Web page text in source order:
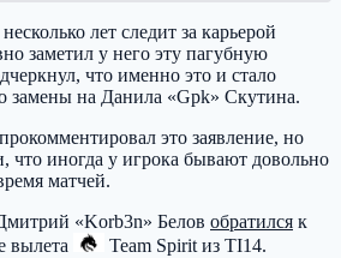
лет следит за карьерой
заметил у него эту пагубную
что именно это и стало
замены на Данила «Gpk» Скутина.
это заявление, но
что иногда у игрока бывают довольно
матчей.
«Korb3n» Белов обратился к
вылета Team Spiritиз TI14.